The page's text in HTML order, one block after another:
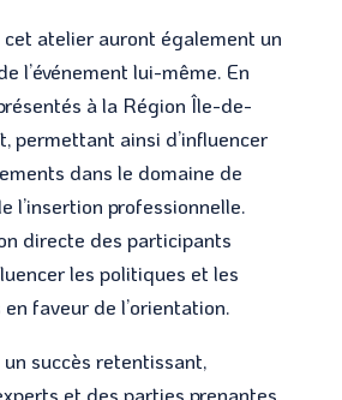
atelier auront également un
l’événement lui-même. En
à la Région Île-de-
permettant ainsi d’influencer
dans le domaine de
l’insertion professionnelle.
directe des participants
les politiques et les
faveur de l’orientation.
succès retentissant,
et des parties prenantes